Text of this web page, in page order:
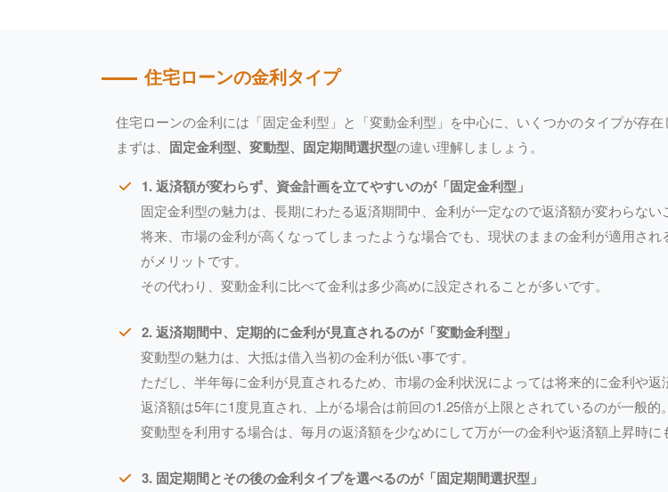
住宅ローンの金利タイプ
住宅ローンの金利には「固定金利型」と「変動金利型」を中心に、いくつかのタイプが存在
まずは、 固定金利型、変動型、固定期間選択型の違い理解しましょう。
1. 返済額が変わらず、資金計画を立てやすいのが「固定金利型」
固定金利型の魅力は、長期にわたる返済期間中、金利が一定なので返済額が変わらない
将来、市場の金利が高くなってしまったような場合でも、現状のままの金利が適用さ
がメリットです。
その代わり、変動金利に比べて金利は多少高めに設定されることが多いです。
2. 返済期間中、定期的に金利が見直されるのが「変動金利型」
変動型の魅力は、大抵は借入当初の金利が低い事です。
ただし、半年毎に金利が見直されるため、市場の金利状況によっては将来的に金利や返
返済額は5年に1度見直され、上がる場合は前回の1.25倍が上限とされているのが一般的。
変動型を利用する場合は、毎月の返済額を少なめにして万が一の金利や返済額上昇時に
3. 固定期間とその後の金利タイプを選べるのが「固定期間選択型」